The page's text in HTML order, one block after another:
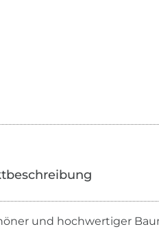
und hochwertiger